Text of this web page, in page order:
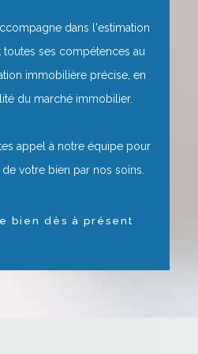
ses compétences au
immobilière précise, en
du marché immobilier.
votre bien par nos soins.